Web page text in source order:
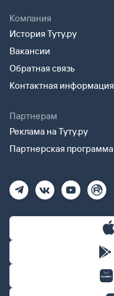
Компания
История Туту.ру
Вакансии
Обратная связь
Контактная информация
Партнерам
Реклама на Туту.ру
Партнерская программа